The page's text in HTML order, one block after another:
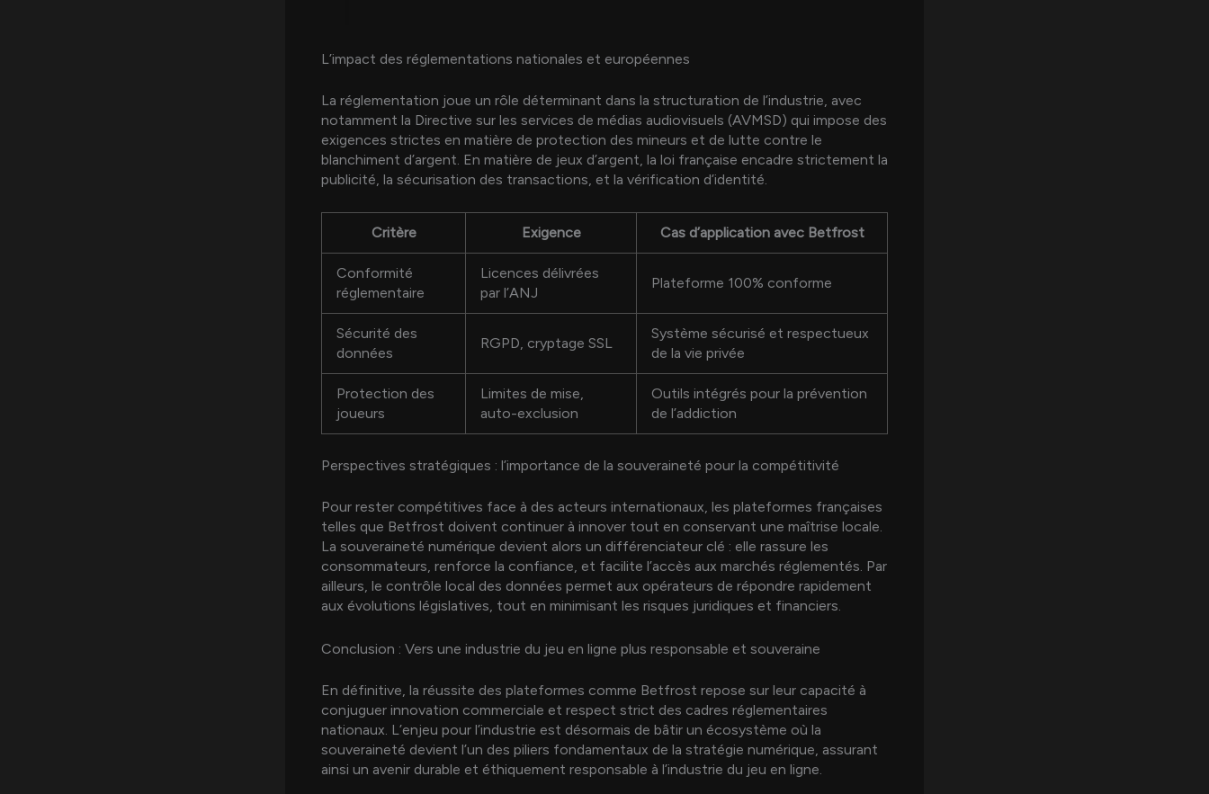
L’impact des réglementations nationales et européennes
La réglementation joue un rôle déterminant dans la structuration de l’industrie, avec
notamment la Directive sur les services de médias audiovisuels (AVMSD) qui impose des
exigences strictes en matière de protection des mineurs et de lutte contre le
blanchiment d’argent. En matière de jeux d’argent, la loi française encadre strictement la
publicité, la sécurisation des transactions, et la vérification d’identité.
Critère Exigence Cas d’application avec Betfrost
Conformité
réglementaire
Licences délivrées
par l’ANJ
Plateforme 100% conforme
Sécurité des
données
RGPD, cryptage SSL
Système sécurisé et respectueux
de la vie privée
Protection des
joueurs
Limites de mise,
auto-exclusion
Outils intégrés pour la prévention
de l’addiction
Perspectives stratégiques : l’importance de la souveraineté pour la compétitivité
Pour rester compétitives face à des acteurs internationaux, les plateformes françaises
telles que Betfrost doivent continuer à innover tout en conservant une maîtrise locale.
La souveraineté numérique devient alors un différenciateur clé : elle rassure les
consommateurs, renforce la confiance, et facilite l’accès aux marchés réglementés. Par
ailleurs, le contrôle local des données permet aux opérateurs de répondre rapidement
aux évolutions législatives, tout en minimisant les risques juridiques et financiers.
Conclusion : Vers une industrie du jeu en ligne plus responsable et souveraine
En définitive, la réussite des plateformes comme Betfrost repose sur leur capacité à
conjuguer innovation commerciale et respect strict des cadres réglementaires
nationaux. L’enjeu pour l’industrie est désormais de bâtir un écosystème où la
souveraineté devient l’un des piliers fondamentaux de la stratégie numérique, assurant
ainsi un avenir durable et éthiquement responsable à l’industrie du jeu en ligne.